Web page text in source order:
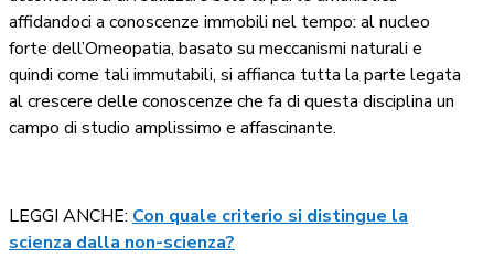
affidandoci a conoscenze immobili nel tempo: al nucleo
forte dell’Omeopatia, basato su meccanismi naturali e
quindi come tali immutabili, si affianca tutta la parte legata
al crescere delle conoscenze che fa di questa disciplina un
campo di studio amplissimo e affascinante.
LEGGI ANCHE: Con quale criterio si distingue la
scienza dalla non-scienza?